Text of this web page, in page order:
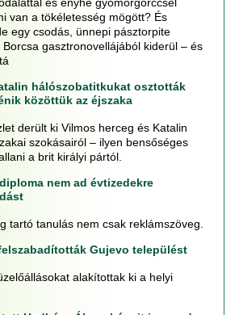
van a tökéletesség mögött? És
egy csodás, ünnepi pásztorpite
gasztronovellájából kiderül – és
hálószobatitkukat osztották
közöttük az éjszaka
derült ki Vilmos herceg és Katalin
szokásairól – ilyen bensőséges
a brit királyi pártól.
nem ad évtizedekre
tartó tanulás nem csak reklámszöveg.
Gujevo települést
alakítottak ki a helyi